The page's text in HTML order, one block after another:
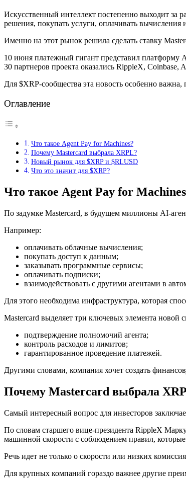
Искусственный интеллект постепенно выходит
решения, покупать услуги, оплачивать вычисления
Именно на этот рынок решила сделать ставку
10 июня платежный гигант представил платформу
30 партнеров проекта оказались RippleX, Coinbase,
Для $XRP-сообщества эта новость особенно
Оглавление
Что такое Agent Pay for Machines?
Почему Mastercard выбрала XRPL?
Новый рынок для $XRP и $RLUSD
Что это значит для $XRP?
Что такое Agent Pay for
По задумке Mastercard, в будущем миллионы AI-
Например:
оплачивать облачные вычисления;
покупать доступ к данным;
заказывать программные сервисы;
оплачивать подписки;
взаимодействовать с другими агентами в
Для этого необходима инфраструктура, которая
Mastercard выделяет три ключевых элемента новой
подтверждение полномочий агента;
контроль расходов и лимитов;
гарантированное проведение платежей.
Другими словами, компания хочет создать
Почему Mastercard выбрала
Самый интересный вопрос для инвесторов
По словам старшего вице-президента RippleX
машинной скорости с соблюдением правил,
Речь идет не только о скорости или низких
Для крупных компаний гораздо важнее другие